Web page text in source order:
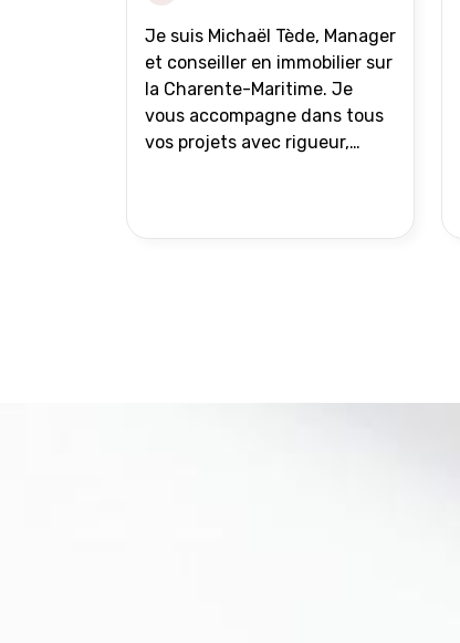
Vente en partage grâce au
réseau Iad France et Iad
Deutschland Inter agence
Je suis Michaël Tède, Manager
et conseiller en immobilier sur
la Charente-Maritime. Je
vous accompagne dans tous
vos projets avec rigueur,